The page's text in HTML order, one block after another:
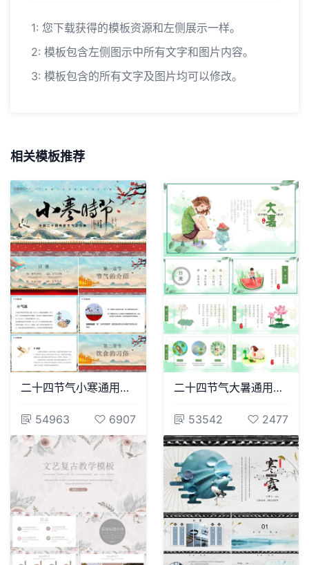
1: 您下载获得的模板资源和左侧展示一样。
2: 模板包含左侧图示中所有文字和图片内容。
3: 模板包含的所有文字及图片均可以修改。
相关模板推荐
二十四节气小寒通用PPT模板(14)
54963 6907
二十四节气大暑通用PPT模板(13)
53542 2477